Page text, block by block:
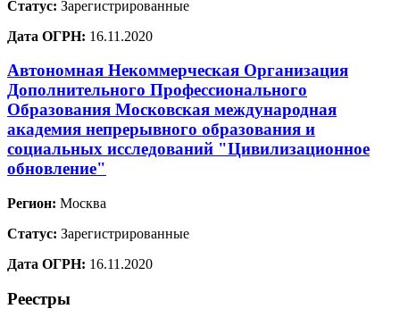
Статус: Зарегистрированные
Дата ОГРН: 16.11.2020
Автономная Некоммерческая Организация
Дополнительного Профессионального
Образования Московская международная
академия непрерывного образования и
социальных исследований "Цивилизационное
обновление"
Регион: Москва
Статус: Зарегистрированные
Дата ОГРН: 16.11.2020
Реестры